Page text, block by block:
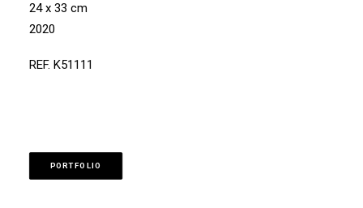
24 x 33 cm
2020
REF. K51111
PORTFOLIO